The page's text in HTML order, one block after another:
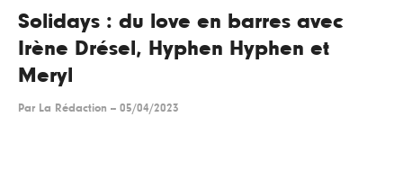
Solidays : du love en barres avec
Irène Drésel, Hyphen Hyphen et
Meryl
Par La Rédaction -- 05/04/2023